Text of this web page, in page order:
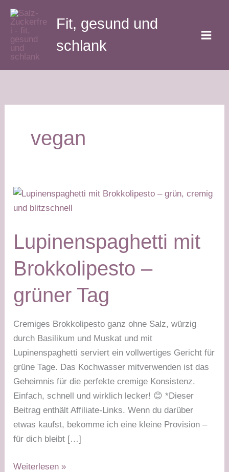
Zum
Inhalt
springen
Fit, gesund und
schlank
vegan
Lupinenspaghetti mit
Brokkolipesto –
grüner Tag
Cremiges Brokkolipesto ganz ohne Salz, würzig
durch Basilikum und Muskat und mit
Lupinenspaghetti serviert ein vollwertiges Gericht für
grüne Tage. Das Kochwasser mitverwenden ist das
Geheimnis für die perfekte cremige Konsistenz.
Einfach, schnell und wirklich lecker! 😊 *Dieser
Beitrag enthält Affiliate-Links. Wenn du darüber
etwas kaufst, bekomme ich eine kleine Provision –
für dich bleibt […]
Lupinenspaghetti
Weiterlesen »